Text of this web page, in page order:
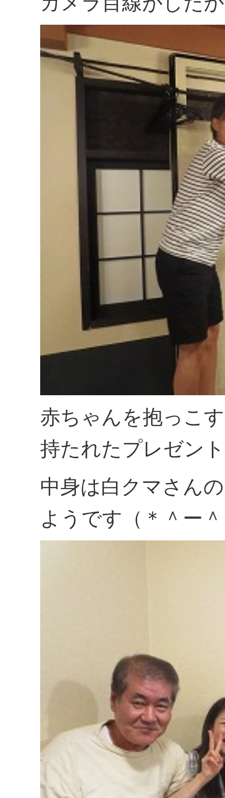
赤ちゃんを抱っこ
持たれたプレゼン
中身は白クマさん
ようです（＊＾ー